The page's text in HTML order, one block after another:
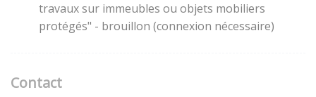
travaux sur immeubles ou objets mobiliers
protégés" - brouillon (connexion nécessaire)
Contact